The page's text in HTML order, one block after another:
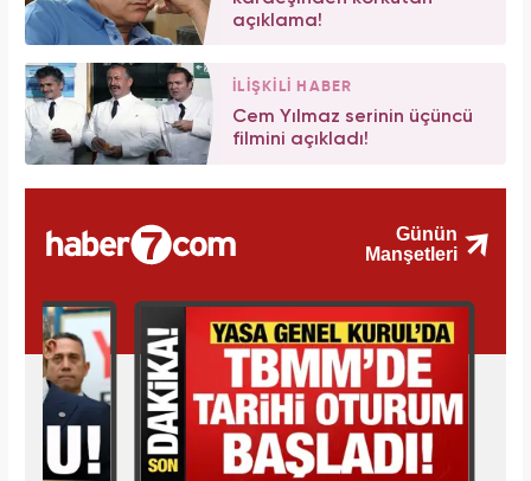
açıklama!
İLİŞKİLİ HABER
Cem Yılmaz serinin üçüncü
filmini açıkladı!